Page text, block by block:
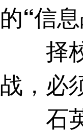
的“信
择校
战，必
石英